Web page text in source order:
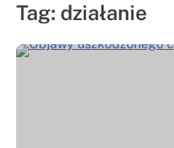
Tag: działanie